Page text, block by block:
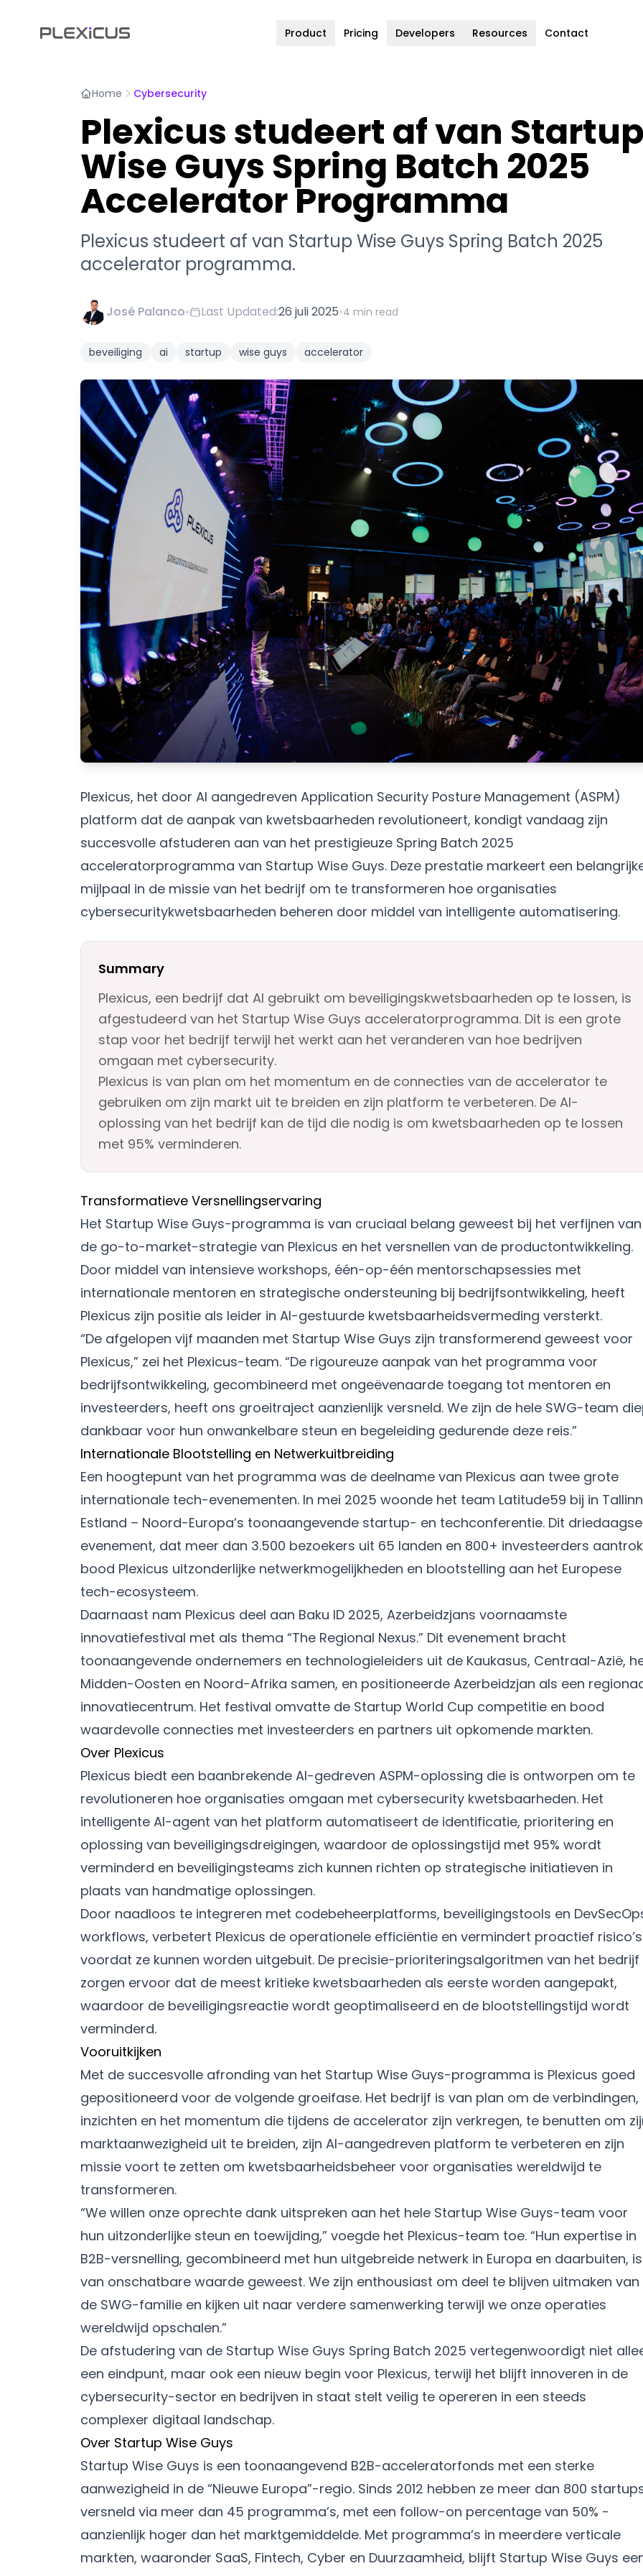
Product Pricing Developers Resources Contact
Home Cybersecurity
Plexicus studeert af van
Wise Guys Spring Batch 2025
Accelerator Programma
Plexicus studeert af van Startup Wise Guys Spring Batch 2025
accelerator programma.
José Palanco• Last Updated:26 juli 2025•4 min read
beveiliging ai startup wise guys accelerator
Plexicus, het door AI aangedreven Application Security Posture Management (ASPM)
platform dat de aanpak van kwetsbaarheden revolutioneert, kondigt vandaag zijn
succesvolle afstuderen aan van het prestigieuze Spring Batch 2025
acceleratorprogramma van Startup Wise Guys. Deze prestatie markeert een
mijlpaal in de missie van het bedrijf om te transformeren hoe organisaties
cybersecuritykwetsbaarheden beheren door middel van intelligente automatisering.
Summary
Plexicus, een bedrijf dat AI gebruikt om beveiligingskwetsbaarheden op te lossen, is
afgestudeerd van het Startup Wise Guys acceleratorprogramma. Dit is een grote
stap voor het bedrijf terwijl het werkt aan het veranderen van hoe bedrijven
omgaan met cybersecurity.
Plexicus is van plan om het momentum en de connecties van de accelerator te
gebruiken om zijn markt uit te breiden en zijn platform te verbeteren. De AI-
oplossing van het bedrijf kan de tijd die nodig is om kwetsbaarheden op te lossen
met 95% verminderen.
Transformatieve Versnellingservaring
Het Startup Wise Guys-programma is van cruciaal belang geweest bij het verfijnen van
de go-to-market-strategie van Plexicus en het versnellen van de productontwikkeling.
Door middel van intensieve workshops, één-op-één mentorschapsessies met
internationale mentoren en strategische ondersteuning bij bedrijfsontwikkeling, heeft
Plexicus zijn positie als leider in AI-gestuurde kwetsbaarheidsvermeding versterkt.
“De afgelopen vijf maanden met Startup Wise Guys zijn transformerend geweest voor
Plexicus,” zei het Plexicus-team. “De rigoureuze aanpak van het programma voor
bedrijfsontwikkeling, gecombineerd met ongeëvenaarde toegang tot mentoren en
investeerders, heeft ons groeitraject aanzienlijk versneld. We zijn de hele SWG-team
dankbaar voor hun onwankelbare steun en begeleiding gedurende deze reis.”
Internationale Blootstelling en Netwerkuitbreiding
Een hoogtepunt van het programma was de deelname van Plexicus aan twee grote
internationale tech-evenementen. In mei 2025 woonde het team Latitude59 bij in
Estland – Noord-Europa’s toonaangevende startup- en techconferentie. Dit driedaagse
evenement, dat meer dan 3.500 bezoekers uit 65 landen en 800+ investeerders
bood Plexicus uitzonderlijke netwerkmogelijkheden en blootstelling aan het Europese
tech-ecosysteem.
Daarnaast nam Plexicus deel aan Baku ID 2025, Azerbeidzjans voornaamste
innovatiefestival met als thema “The Regional Nexus.” Dit evenement bracht
toonaangevende ondernemers en technologieleiders uit de Kaukasus, Centraal-Azië,
Midden-Oosten en Noord-Afrika samen, en positioneerde Azerbeidzjan als een
innovatiecentrum. Het festival omvatte de Startup World Cup competitie en bood
waardevolle connecties met investeerders en partners uit opkomende markten.
Over Plexicus
Plexicus biedt een baanbrekende AI-gedreven ASPM-oplossing die is ontworpen om te
revolutioneren hoe organisaties omgaan met cybersecurity kwetsbaarheden. Het
intelligente AI-agent van het platform automatiseert de identificatie, prioritering en
oplossing van beveiligingsdreigingen, waardoor de oplossingstijd met 95% wordt
verminderd en beveiligingsteams zich kunnen richten op strategische initiatieven in
plaats van handmatige oplossingen.
Door naadloos te integreren met codebeheerplatforms, beveiligingstools en
workflows, verbetert Plexicus de operationele efficiëntie en vermindert proactief risico’s
voordat ze kunnen worden uitgebuit. De precisie-prioriteringsalgoritmen van het bedrijf
zorgen ervoor dat de meest kritieke kwetsbaarheden als eerste worden aangepakt,
waardoor de beveiligingsreactie wordt geoptimaliseerd en de blootstellingstijd wordt
verminderd.
Vooruitkijken
Met de succesvolle afronding van het Startup Wise Guys-programma is Plexicus goed
gepositioneerd voor de volgende groeifase. Het bedrijf is van plan om de verbindingen,
inzichten en het momentum die tijdens de accelerator zijn verkregen, te benutten om
marktaanwezigheid uit te breiden, zijn AI-aangedreven platform te verbeteren en zijn
missie voort te zetten om kwetsbaarheidsbeheer voor organisaties wereldwijd te
transformeren.
“We willen onze oprechte dank uitspreken aan het hele Startup Wise Guys-team voor
hun uitzonderlijke steun en toewijding,” voegde het Plexicus-team toe. “Hun expertise in
B2B-versnelling, gecombineerd met hun uitgebreide netwerk in Europa en daarbuiten, is
van onschatbare waarde geweest. We zijn enthousiast om deel te blijven uitmaken van
de SWG-familie en kijken uit naar verdere samenwerking terwijl we onze operaties
wereldwijd opschalen.”
De afstudering van de Startup Wise Guys Spring Batch 2025 vertegenwoordigt niet
een eindpunt, maar ook een nieuw begin voor Plexicus, terwijl het blijft innoveren in de
cybersecurity-sector en bedrijven in staat stelt veilig te opereren in een steeds
complexer digitaal landschap.
Over Startup Wise Guys
Startup Wise Guys is een toonaangevend B2B-acceleratorfonds met een sterke
aanwezigheid in de “Nieuwe Europa”-regio. Sinds 2012 hebben ze meer dan 800
versneld via meer dan 45 programma’s, met een follow-on percentage van 50% -
aanzienlijk hoger dan het marktgemiddelde. Met programma’s in meerdere verticale
markten, waaronder SaaS, Fintech, Cyber en Duurzaamheid, blijft Startup Wise Guys